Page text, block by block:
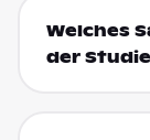
Welches
der